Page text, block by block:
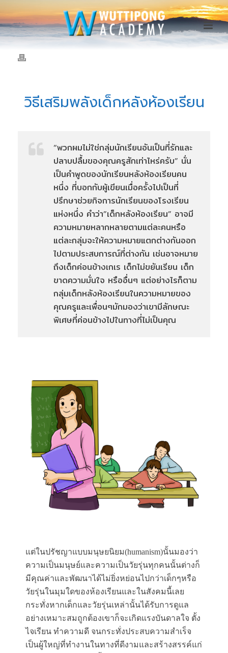
วิธีเสริมพลังเด็กหลังห้องเรียน
“พวกผมไม่ใช่กลุ่มนักเรียนอันเป็นที่รักและ
ปลาบปลื้มของคุณครูสักเท่าไหร่ครับ” นั่น
เป็นคำพูดของนักเรียนหลังห้องเรียนคน
หนึ่ง ที่บอกกับผู้เขียนเมื่อครั้งไปเป็นที่
ปรึกษาช่วยกิจการนักเรียนของโรงเรียน
แห่งหนึ่ง คำว่า”เด็กหลังห้องเรียน” อาจมี
ความหมายหลากหลายตามแต่ละคนหรือ
แต่ละกลุ่มจะให้ความหมายแตกต่างกันออก
ไปตามประสบการณ์ที่ต่างกัน เช่นอาจหมาย
ถึงเด็กค่อนข้างเกเร เด็กไม่ขยันเรียน เด็ก
ขาดความมั่นใจ หรืออื่นๆ แต่อย่างไรก็ตาม
กลุ่มเด็กหลังห้องเรียนในความหมายของ
คุณครูและเพื่อนๆมักมองว่าเขามีลักษณะ
พิเศษที่ค่อนข้างไปในทางที่ไม่เป็นคุณ
แต่ในปรัชญาแบบมนุษยนิยม(humanism)นั้นมองว่า
ความเป็นมนุษย์และความเป็นวัยรุ่นทุกคนนั้นต่างก็
มีคุณค่าและพัฒนาได้ไม่ยิ่งหย่อนไปกว่าเด็กๆหรือ
วัยรุ่นในมุมใดของห้องเรียนและในสังคมนี้เลย
กระทั่งหากเด็กและวัยรุ่นเหล่านั้นได้รับการดูแล
อย่างเหมาะสมถูกต้องเขาก็จะเกิดแรงบันดาลใจ ตั้ง
ไจเรียน ทำความดี จนกระทั่งประสบความสำเร็จ
เป็นผู้ใหญ่ที่ทำงานในทางที่ดีงามและสร้างสรรค์แก่